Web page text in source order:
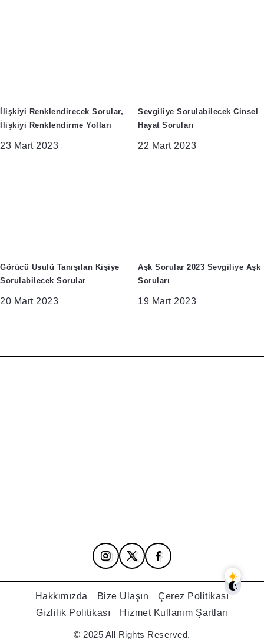
İlişkiyi Renklendirecek Sorular,
İlişkiyi Renklendirme Yolları
23 Mart 2023
Sevgiliye Sorulabilecek Cinsel
Hayat Soruları
22 Mart 2023
Görücü Usulü Tanışılan Kişiye
Sorulabilecek Sorular
20 Mart 2023
Aşk Sorular 2023 Sevgiliye Aşk
Soruları
19 Mart 2023
Hakkımızda Bize Ulaşın
Çerez Politikası
Gizlilik Politikası
Hizmet Kullanım Şartları
© 2025 All Rights Reserved.